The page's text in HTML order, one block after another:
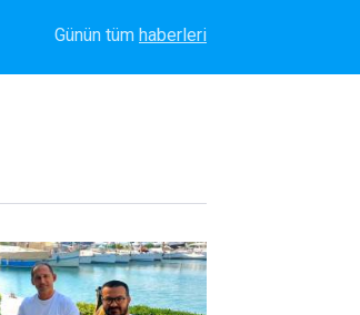
SİRAÇ İÇİN LUNAPARKTA BULUŞUYORUZ
Günün tüm haberleri